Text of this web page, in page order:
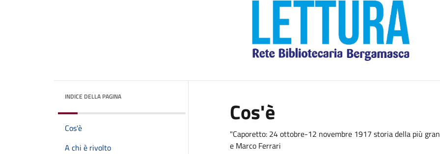
INDICE DELLA PAGINA
Cos'è
A chi è rivolto
Cos'è
"Caporetto: 24 ottobre-12 novembre 1917 storia della più
e Marco Ferrari